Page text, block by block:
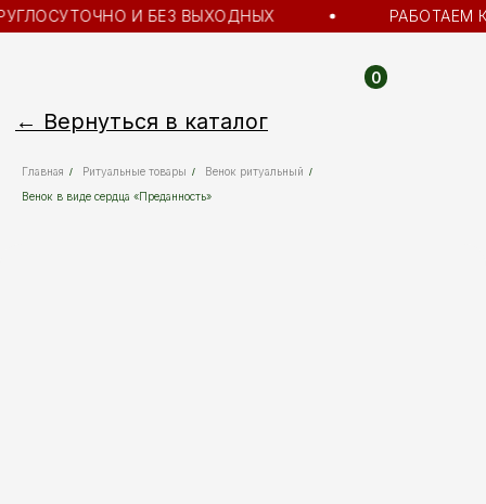
И БЕЗ ВЫХОДНЫХ РАБОТАЕМ
Главная / Ритуальные товары / Венок ритуальный /
Венок в виде сердца «Преданность»